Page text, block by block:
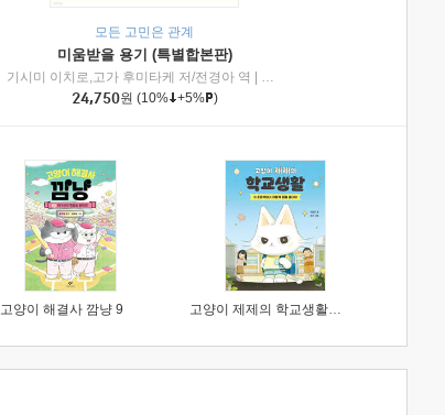
| 제이브리즈북스
모든 고민은 관계
미움받을 용기 (특별합본판)
기시미 이치로,고가 후미타케 저/전경아 역
인플루엔셜
24,750원 (10% +5% )
고양이 해결사 깜냥 9 고양이 제제의 학교생활 1 : 초등학생이 이렇게 힘들 줄이야